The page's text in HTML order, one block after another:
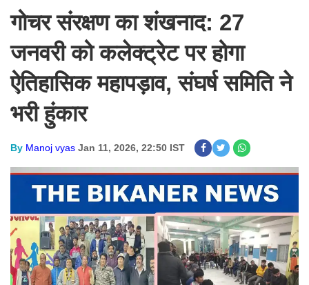
गोचर संरक्षण का शंखनाद: 27
जनवरी को कलेक्ट्रेट पर होगा
ऐतिहासिक महापड़ाव, संघर्ष समिति ने
भरी हुंकार
By Manoj vyas Jan 11, 2026, 22:50 IST